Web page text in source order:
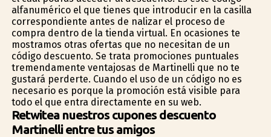
alfanumérico el que tienes que introducir en la casilla
correspondiente antes de finalizar el proceso de
compra dentro de la tienda virtual. En ocasiones te
mostramos otras ofertas que no necesitan de un
código descuento. Se trata promociones puntuales
tremendamente ventajosas de Martinelli que no te
gustará perderte. Cuando el uso de un código no es
necesario es porque la promoción está visible para
todo el que entra directamente en su web.
Retwitea nuestros cupones descuento
Martinelli entre tus amigos